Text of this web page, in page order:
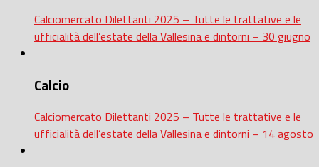
Calciomercato Dilettanti 2025 – Tutte le trattative e le
ufficialità dell’estate della Vallesina e dintorni – 30 giugno
Calcio
Calciomercato Dilettanti 2025 – Tutte le trattative e le
ufficialità dell’estate della Vallesina e dintorni – 14 agosto